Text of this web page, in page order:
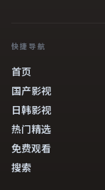
快捷导航
首页
国产影视
日韩影视
热门精选
免费观看
搜索